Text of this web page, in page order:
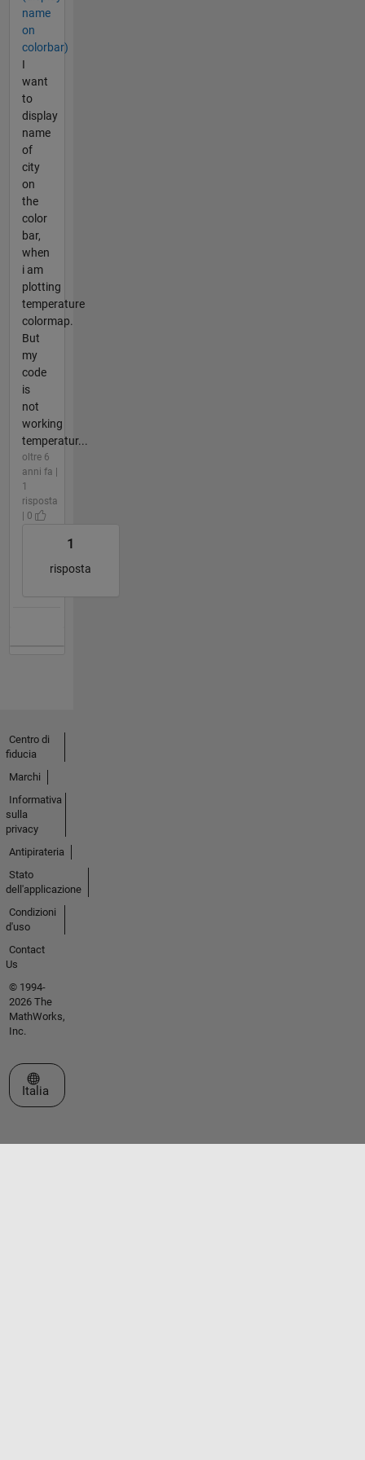
name
on
colorbar)
I
want
to
display
name
of
city
on
the
color
bar,
when
i am
plotting
temperature
colormap.
But
my
code
is
not
working
temperatur...
oltre 6
anni fa |
1
risposta
| 0
1
risposta
Centro di
fiducia
Marchi
Informativa
sulla
privacy
Antipirateria
Stato
dell'applicazione
Condizioni
d'uso
Contact
Us
© 1994-
2026 The
MathWorks,
Inc.
Seleziona un sito web
Italia